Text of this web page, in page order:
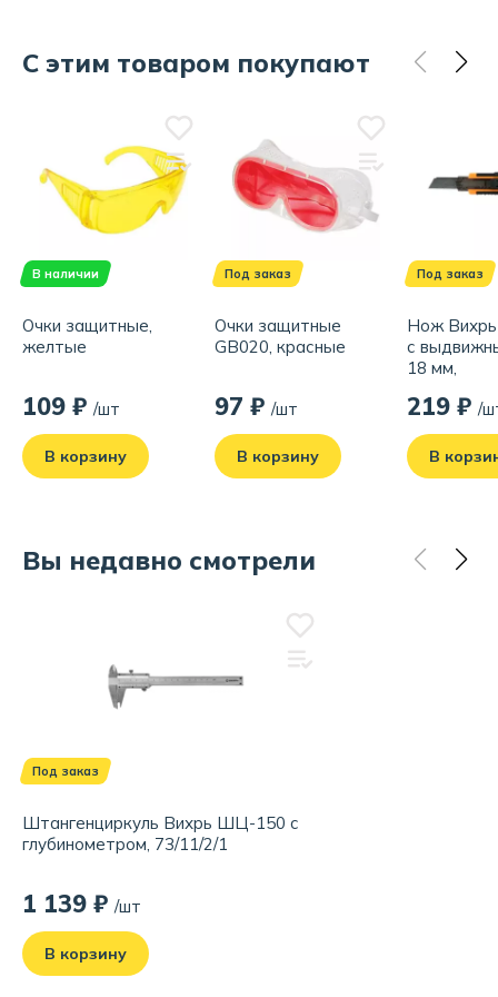
С этим товаром покупают
В наличии
Очки защитные,
желтые
109 ₽ /шт
В корзину
Под заказ
Очки защитные
GB020, красные
97 ₽ /шт
В корзину
Под заказ
Нож
с
18 мм,
корпус,
фиксатор
219 ₽ /
В
Вы недавно смотрели
Под заказ
Штангенциркуль Вихрь ШЦ-150 с
глубинометром, 73/11/2/1
1 139 ₽ /шт
В корзину